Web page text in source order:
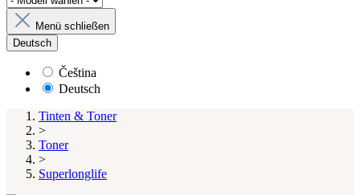
Menü schließen
Deutsch
Čeština
Deutsch
Tinten & Toner
>
Toner
>
Superlonglife